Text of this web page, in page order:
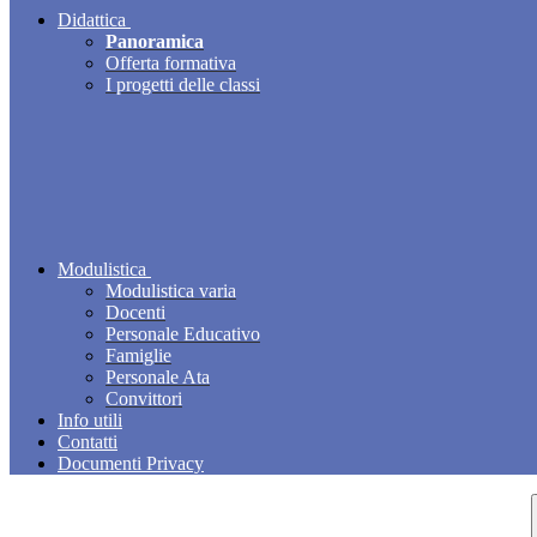
Didattica
Panoramica
Offerta formativa
I progetti delle classi
Modulistica
Modulistica varia
Docenti
Personale Educativo
Famiglie
Personale Ata
Convittori
Info utili
Contatti
Documenti Privacy